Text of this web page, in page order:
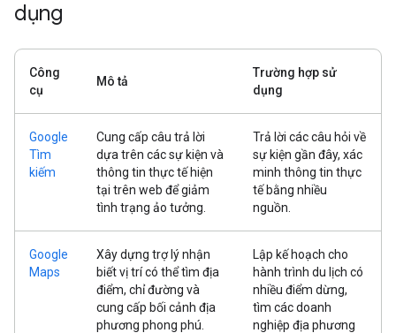
dụng
Công
cụ
Mô tả
Trường hợp sử
dụng
Google
Tìm
kiếm
Cung cấp câu trả lời
dựa trên các sự kiện và
thông tin thực tế hiện
tại trên web để giảm
tình trạng ảo tưởng.
Trả lời các câu hỏi về
sự kiện gần đây, xác
minh thông tin thực
tế bằng nhiều
nguồn.
Google
Maps
Xây dựng trợ lý nhận
biết vị trí có thể tìm địa
điểm, chỉ đường và
cung cấp bối cảnh địa
phương phong phú.
Lập kế hoạch cho
hành trình du lịch có
nhiều điểm dừng,
tìm các doanh
nghiệp địa phương